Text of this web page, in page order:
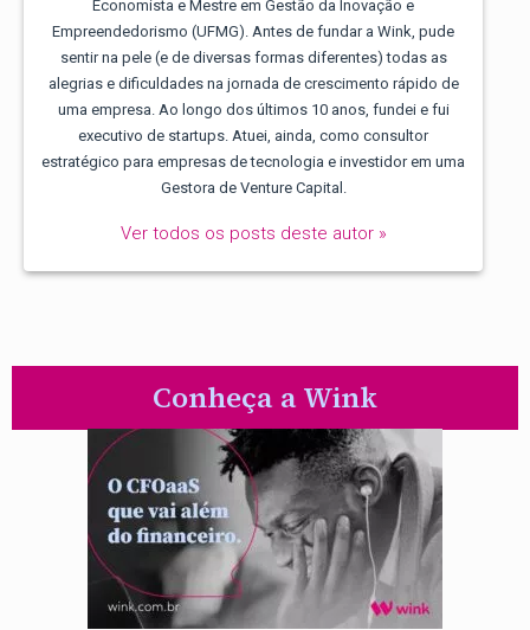
Economista e Mestre em Gestão da Inovação e
Empreendedorismo (UFMG). Antes de fundar a Wink, pude
sentir na pele (e de diversas formas diferentes) todas as
alegrias e dificuldades na jornada de crescimento rápido de
uma empresa. Ao longo dos últimos 10 anos, fundei e fui
executivo de startups. Atuei, ainda, como consultor
estratégico para empresas de tecnologia e investidor em uma
Gestora de Venture Capital.
Ver todos os posts deste autor »
Conheça a Wink